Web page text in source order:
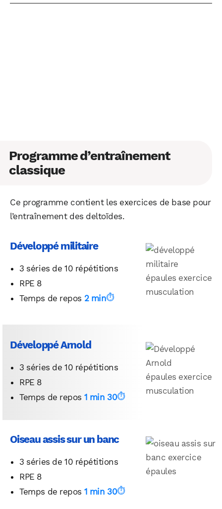
Programme d’entraînement
classique
Ce programme contient les exercices de base pour
l’entraînement des deltoïdes.
Développé militaire
3 séries de 10 répétitions
RPE 8
Temps de repos 2 min
Développé Arnold
3 séries de 10 répétitions
RPE 8
Temps de repos 1 min 30
Oiseau assis sur un banc
3 séries de 10 répétitions
RPE 8
Temps de repos 1 min 30